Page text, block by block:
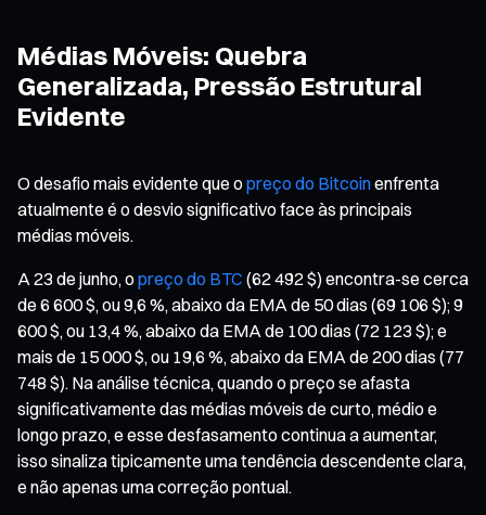
Médias Móveis: Quebra
Generalizada, Pressão Estrutural
Evidente
O desafio mais evidente que opreço do Bitcoinenfrenta
atualmente é o desvio significativo face às principais
médias móveis.
A 23 de junho, opreço do BTC (62 492 $) encontra-se cerca
de 6 600 $, ou 9,6 %, abaixo da EMA de 50 dias (69 106 $); 9
600 $, ou 13,4 %, abaixo da EMA de 100 dias (72 123 $); e
mais de 15 000 $, ou 19,6 %, abaixo da EMA de 200 dias (77
748 $). Na análise técnica, quando o preço se afasta
significativamente das médias móveis de curto, médio e
longo prazo, e esse desfasamento continua a aumentar,
isso sinaliza tipicamente uma tendência descendente clara,
e não apenas uma correção pontual.